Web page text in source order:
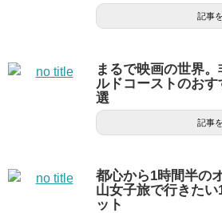
記事
まるで映画の世界
ルドコーストのお
選
記事
都心から1時間半の
山女子旅で行きた
ット